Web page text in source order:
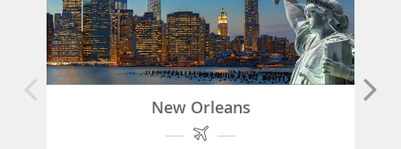
New Orleans